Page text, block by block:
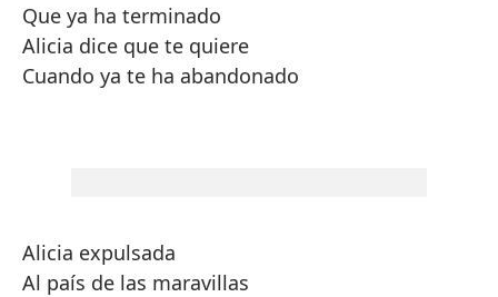
Que ya ha terminado
Alicia dice que te quiere
Cuando ya te ha abandonado
Alicia expulsada
Al país de las maravillas